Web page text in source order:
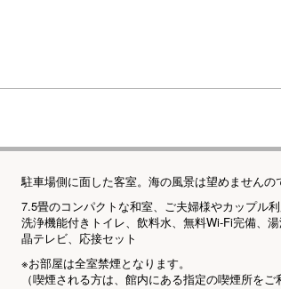
駐車場側に面した客室。海の風景は望めませんの
7.5畳のコンパクトな和室、ご夫婦様やカップル利
洗浄機能付きトイレ、飲料水、無料Wi-Fi完備、
晶テレビ、応接セット
※お部屋は全室禁煙となります。
（喫煙される方は、館内にある指定の喫煙所をご